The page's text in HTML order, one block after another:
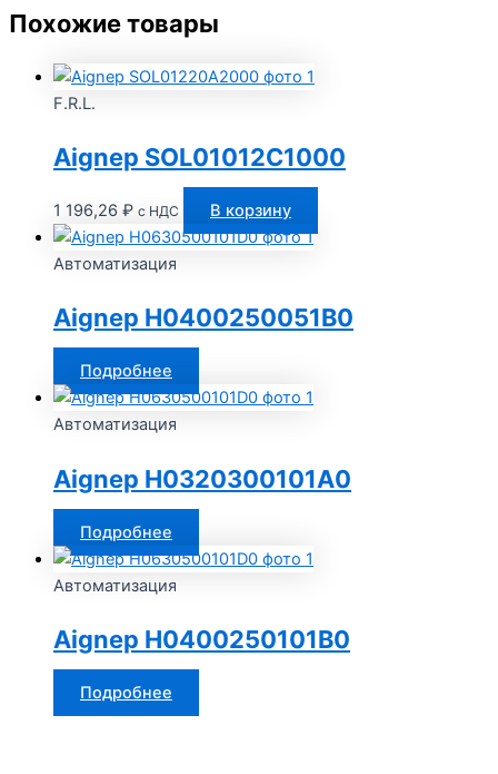
Похожие товары
F.R.L.
Aignep SOL01012C1000
1 196,26 ₽ с НДС В корзину
Автоматизация
Aignep H0400250051B0
Подробнее
Автоматизация
Aignep H0320300101A0
Подробнее
Автоматизация
Aignep H0400250101B0
Подробнее